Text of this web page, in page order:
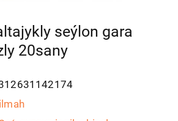
seýlon gara
20sany